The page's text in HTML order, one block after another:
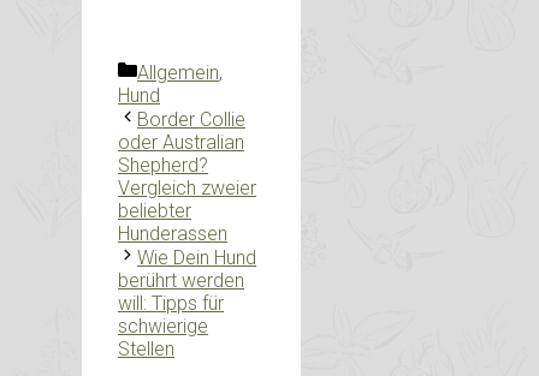
Kategorien
Allgemein,
Hund
Border Collie
oder Australian
Shepherd?
Vergleich zweier
beliebter
Hunderassen
Wie Dein Hund
berührt werden
will: Tipps für
schwierige
Stellen